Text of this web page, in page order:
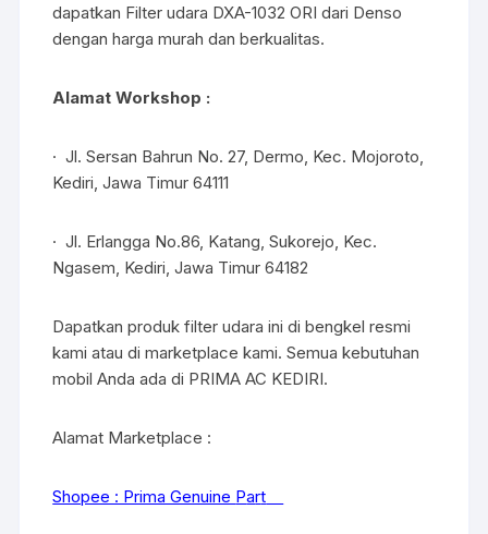
dapatkan Filter udara DXA-1032 ORI dari Denso
dengan harga murah dan berkualitas.
Alamat Workshop :
· Jl. Sersan Bahrun No. 27, Dermo, Kec. Mojoroto,
Kediri, Jawa Timur 64111
· Jl. Erlangga No.86, Katang, Sukorejo, Kec.
Ngasem, Kediri, Jawa Timur 64182
Dapatkan produk filter udara ini di bengkel resmi
kami atau di marketplace kami. Semua kebutuhan
mobil Anda ada di PRIMA AC KEDIRI.
Alamat Marketplace :
Shopee : Prima Genuine Part